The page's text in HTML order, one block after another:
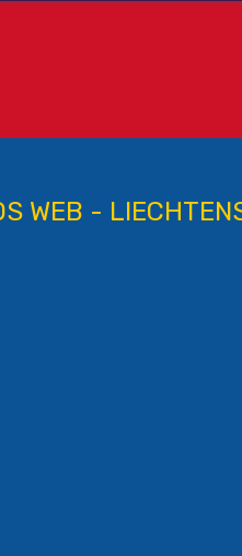
WEB -